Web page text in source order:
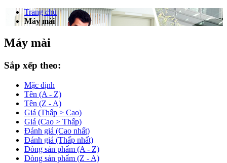
Trang chủ
Máy mài
Máy mài
Sắp xếp theo:
Mặc định
Tên (A - Z)
Tên (Z - A)
Giá (Thấp > Cao)
Giá (Cao > Thấp)
Đánh giá (Cao nhất)
Đánh giá (Thấp nhất)
Dòng sản phẩm (A - Z)
Dòng sản phẩm (Z - A)